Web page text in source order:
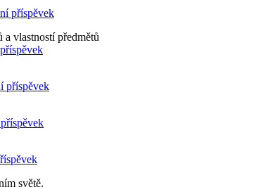
příspěvek
vlastností předmětů
příspěvek
světě.